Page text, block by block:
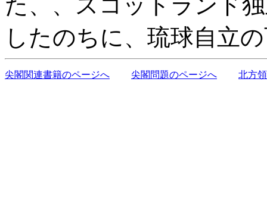
したのちに、琉球自立
尖閣関連書籍のページへ 尖閣問題のページへ 北方